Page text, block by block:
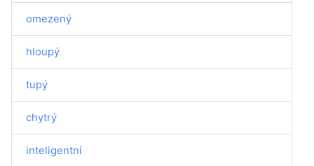
omezený
hloupý
tupý
chytrý
inteligentní